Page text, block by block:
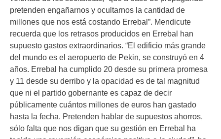
pretenden engañarnos y ocultarnos la cantidad de
millones que nos está costando Errebal”. Mendicute
recuerda que los retrasos producidos en Errebal han
supuesto gastos extraordinarios. “El edificio más grande
del mundo es el aeropuerto de Pekin, se construyó en 4
años. Errebal ha cumplido 20 desde su primera promesa
y 11 desde su derribo y la opacidad es de tal magnitud
que ni el partido gobernante es capaz de decir
públicamente cuántos millones de euros han gastado
hasta la fecha. Pretenden hablar de supuestos ahorros,
sólo falta que nos digan que su gestión en Errebal ha